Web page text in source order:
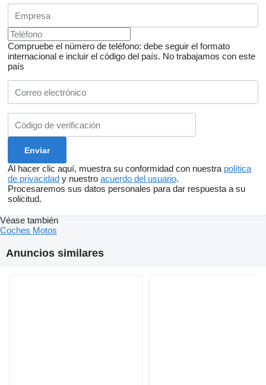
Compruebe el número de teléfono: debe seguir el formato
internacional e incluir el código del país. No trabajamos con este
país
Al hacer clic aquí, muestra su conformidad con nuestra política
de privacidad y nuestro acuerdo del usuario.
Procesaremos sus datos personales para dar respuesta a su
solicitud.
Anuncios similares
Véase también
Coches Motos